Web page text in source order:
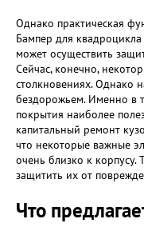
Однако практическая
Бампер для
может осуществить
Сейчас, конечно,
столкновениях. Однако
бездорожьем. Именно в
покрытия наиболее
капитальный ремонт
что некоторые важные
очень близко к
защитить их от
Что